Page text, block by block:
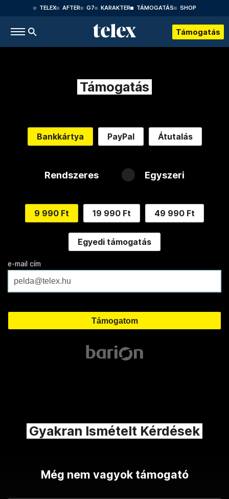
TELEX AFTER G7 KARAKTER TÁMOGATÁS SHOP
Támogatás
Támogatás
Bankkártya PayPal Átutalás
Rendszeres Egyszeri
9 990 Ft 19 990 Ft 49 990 Ft
Egyedi támogatás
e-mail cím
Gyakran Ismételt Kérdések
Még nem vagyok támogató